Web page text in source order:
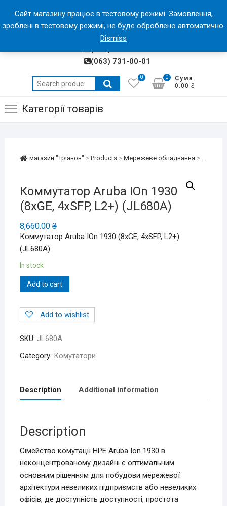
content
магазин "Тріанон"
МАГАЗИН ЕЛЕКТРОНІКИ "ТРІАНОН"
(050) 318-13-28
(063) 731-00-01
Search
for:
0
Сума
0.00 ₴
0
Категорії товарів
магазин "Тріанон" > Products> Мережеве обладнання >
Коммутатор Aruba IOn 1930
(8xGE, 4xSFP, L2+) (JL680A)
8,660.00 ₴
Коммутатор Aruba IOn 1930 (8xGE, 4xSFP, L2+)
(JL680A)
In stock
Add to cart
Add to wishlist
SKU: JL680A
Category: Комутатори
Description Additional information
Description
Сімейство комутації HPE Aruba Ion 1930 в
неконцентрованому дизайні є оптимальним
основним рішенням для побудови мережевої
архітектури невеликих підприємств або невеликих
офісів, де доступність доступності, простота
Сайт магазину працює в тестовому режимі. Замовлення,
зроблені в тестовому режимі, не буде оброблено автоматично.
Dismiss